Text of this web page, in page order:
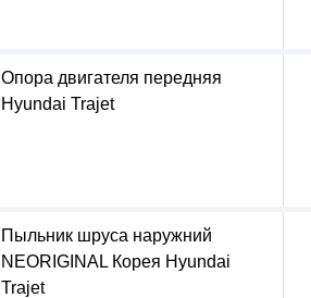
Опора двигателя передняя
Hyundai Trajet
Пыльник шруса наружний
NEORIGINAL Корея Hyundai
Trajet